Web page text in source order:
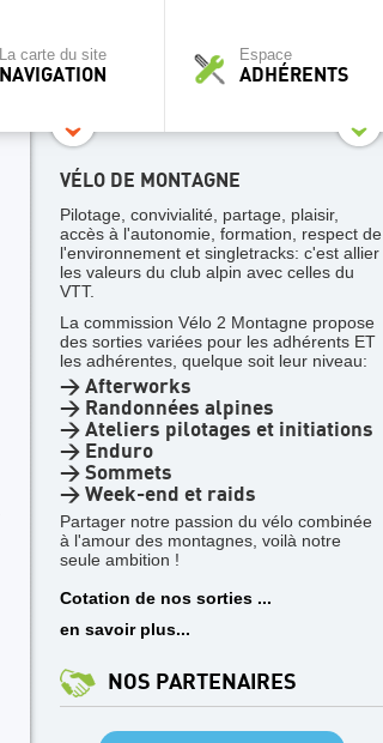
La carte du site
NAVIGATION
Espace
ADHÉRENTS
VÉLO DE MONTAGNE
Pilotage, convivialité, partage, plaisir,
accès à l'autonomie, formation, respect de
l'environnement et singletracks: c'est allier
les valeurs du club alpin avec celles du
VTT.
La commission Vélo 2 Montagne propose
des sorties variées pour les adhérents ET
les adhérentes, quelque soit leur niveau:
> Afterworks
> Randonnées alpines
> Ateliers pilotages et initiations
> Enduro
> Sommets
> Week-end et raids
Partager notre passion du vélo combinée
à l'amour des montagnes, voilà notre
seule ambition !
Cotation de nos sorties ...
en savoir plus...
NOS PARTENAIRES